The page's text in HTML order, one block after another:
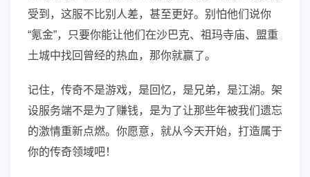
受到，这服不比别人差，甚至更好。别怕他们说你
“氪金”，只要你能让他们在沙巴克、祖玛寺庙、盟重
土城中找回曾经的热血，那你就赢了。
记住，传奇不是游戏，是回忆，是兄弟，是江湖。架
设服务端不是为了赚钱，是为了让那些年被我们遗忘
的激情重新点燃。你愿意，就从今天开始，打造属于
你的传奇领域吧！